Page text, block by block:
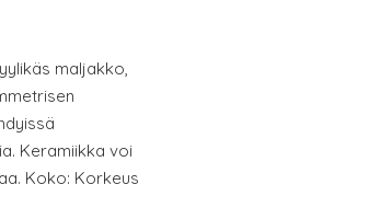
maljakko,
Keramiikka voi
Koko: Korkeus